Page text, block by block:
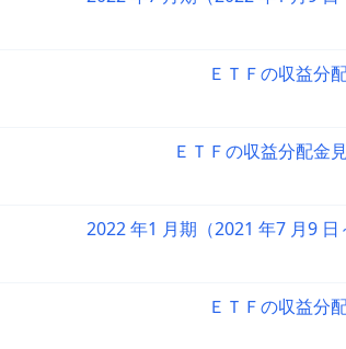
ＥＴＦの収益分
ＥＴＦの収益分配金
2022 年1 月期（2021 年7 月9
ＥＴＦの収益分